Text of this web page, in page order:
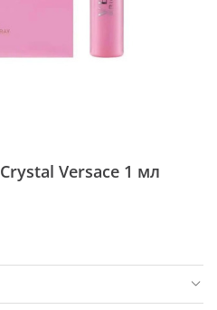
Versace 1 мл